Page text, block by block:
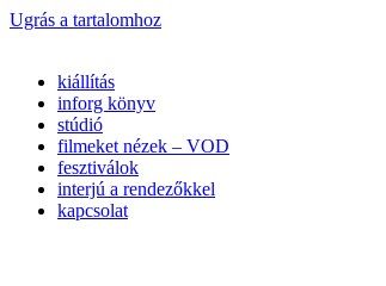
Ugrás a tartalomhoz
kiállítás
inforg könyv
stúdió
filmeket nézek – VOD
fesztiválok
interjú a rendezőkkel
kapcsolat